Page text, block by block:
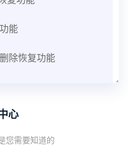
能
除恢复功能
界面切换其他被控端手
心
您需要知道的